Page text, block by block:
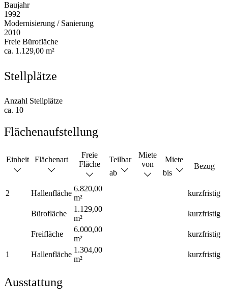
Baujahr
1992
Modernisierung / Sanierung
2010
Freie Bürofläche
ca. 1.129,00 m²
Stellplätze
Anzahl Stellplätze
ca. 10
Flächenaufstellung
Einheit Flächenart
Freie
Fläche
Teilbar
ab
Miete
von
Miete
bis
Bezug
2 Hallenfläche
6.820,00
m²
kurzfristig
Bürofläche
1.129,00
m²
kurzfristig
Freifläche
6.000,00
m²
kurzfristig
1 Hallenfläche
1.304,00
m²
kurzfristig
Ausstattung